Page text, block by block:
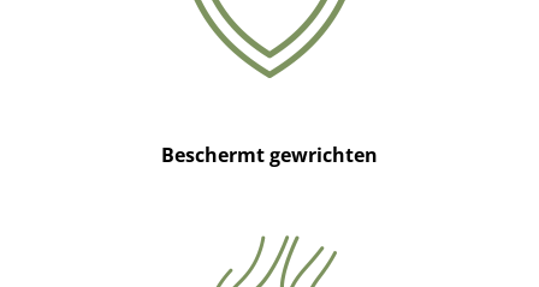
Beschermt gewrichten